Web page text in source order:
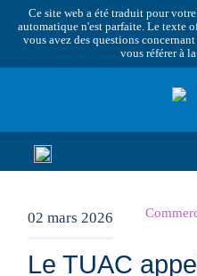
Ce site web a été traduit pour
automatique n'est parfaite. Le texte
vous avez des questions
vous référer à
02 mars 2026
Le TUAC